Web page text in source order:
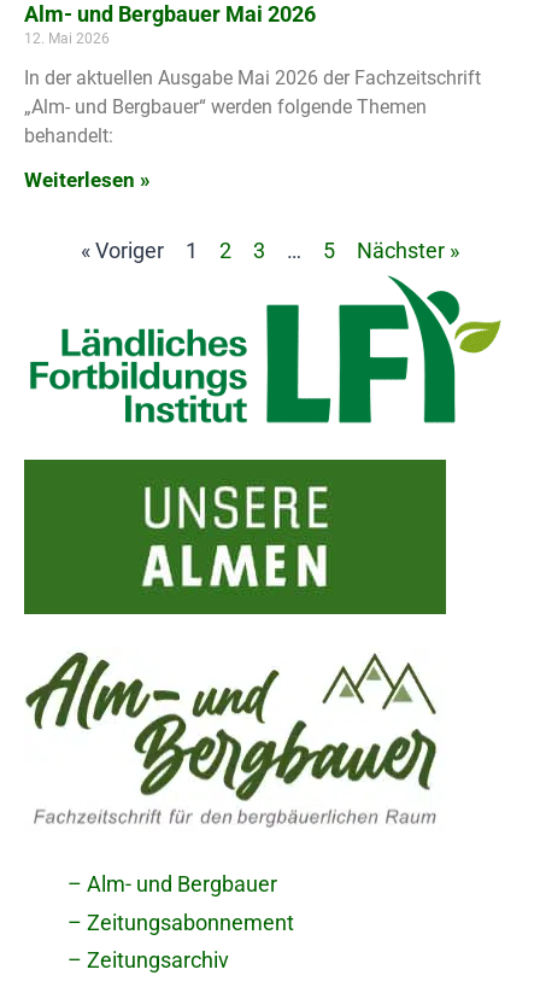
Alm- und Bergbauer Mai 2026
12. Mai 2026
In der aktuellen Ausgabe Mai 2026 der Fachzeitschrift
„Alm- und Bergbauer“ werden folgende Themen
behandelt:
Weiterlesen »
« Voriger 1 2 3 … 5 Nächster »
– Alm- und Bergbauer
– Zeitungsabonnement
– Zeitungsarchiv